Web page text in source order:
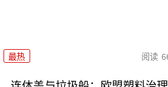
最热 阅读